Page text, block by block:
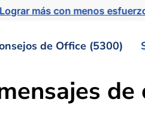
Lograr más con menos
de Office (5300)